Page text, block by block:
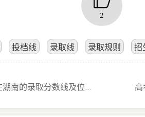
2
投档线 录取线 录取规则 招
2025年985、211大学在湖南的录取分数线及位次是多少？ 高